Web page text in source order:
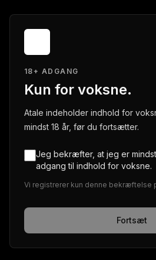
18+ ADGANG
Kun for voksne.
Atale indeholder indhold for
mindst 18 år, før du fortsætter.
Jeg bekræfter, at jeg er
adgang til indhold for voksne.
Vi registrerer kun denne bekræftelse
Fortsæt